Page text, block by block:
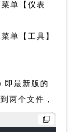
单【仪表
单【工具】
即最新版的
两个文件，